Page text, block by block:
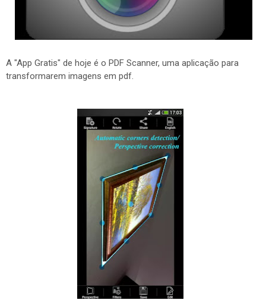
A "App Gratis" de hoje é o PDF Scanner, uma aplicação para
transformarem imagens em pdf.